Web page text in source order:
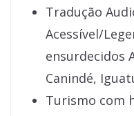
Tradução
Acessível/
ensurdecidos
Canindé,
Turismo com